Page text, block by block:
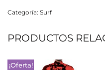
Categoría: Surf
PRODUCTOS
¡Oferta!